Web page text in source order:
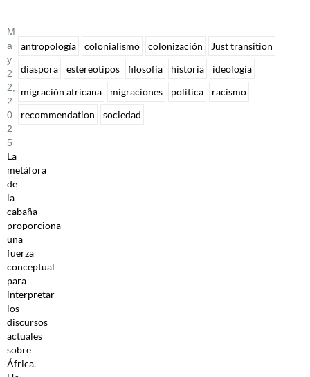
M
A
Y
2
2,
2
0
2
5
La
metáfora
de
la
cabaña
proporciona
una
fuerza
conceptual
para
interpretar
los
discursos
actuales
sobre
África.
antropología colonialismo colonización
Just transition
diaspora
estereotipos filosofía historia
ideología
migración africana
migraciones politica
racismo
recommendation
sociedad